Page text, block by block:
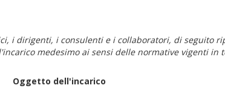
i dirigenti, i consulenti e i collaboratori, di seguito
medesimo ai sensi delle normative vigenti in
Oggetto dell'incarico